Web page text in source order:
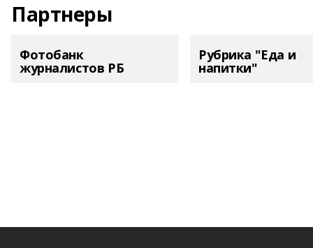
Партнеры
Фотобанк
журналистов РБ
Рубрика "Еда и
напитки"